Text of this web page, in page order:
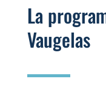
La
Vaugelas